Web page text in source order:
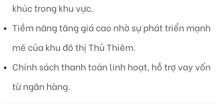
khúc trong khu vực.
Tiềm năng tăng giá cao nhờ sự phát triển mạnh
mẽ của khu đô thị Thủ Thiêm.
Chính sách thanh toán linh hoạt, hỗ trợ vay vốn
từ ngân hàng.​